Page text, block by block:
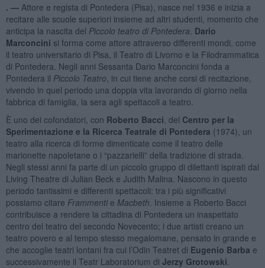
. — Attore e regista di Pontedera (Pisa), nasce nel 1936 e inizia a
recitare alle scuole superiori insieme ad altri studenti, momento che
anticipa la nascita del Piccolo teatro di Pontedera Dario
Marconcini si forma come attore attraverso differenti mondi, come
il teatro universitario di Pisa, il Teatro di Livorno e la Filodrammatica
di Pontedera. Negli anni Sessanta Dario Marconcini fonda a
Pontedera il Piccolo Teatro , in cui tiene anche corsi di recitazione,
vivendo in quel periodo una doppia vita lavorando di giorno nella
fabbrica di famiglia, la sera agli spettacoli a teatro.
È uno dei cofondatori, con Roberto Bacci , del Centro per la
Sperimentazione e la Ricerca Teatrale di Pontedera (1974), un
teatro alla ricerca di forme dimenticate come il teatro delle
marionette napoletane o i “pazzarielli” della tradizione di strada.
Negli stessi anni fa parte di un piccolo gruppo di dilettanti ispirati dal
Living Theatre di Julian Beck e Judith Malina. Nascono in questo
periodo tantissimi e differenti spettacoli: tra i più significativi
possiamo citare Frammentie Macbeth . Insieme a Roberto Bacci
contribuisce a rendere la cittadina di Pontedera un inaspettato
centro del teatro del secondo Novecento; i due artisti creano un
teatro povero e al tempo stesso megalomane, pensato in grande e
che accoglie teatri lontani fra cui l’Odin Teatret di Eugenio Barba e
successivamente il Teatr Laboratorium di Jerzy Grotowski